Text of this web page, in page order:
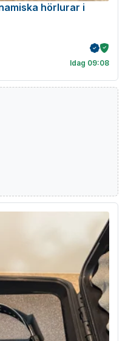
hörlurar i
Idag 09:08